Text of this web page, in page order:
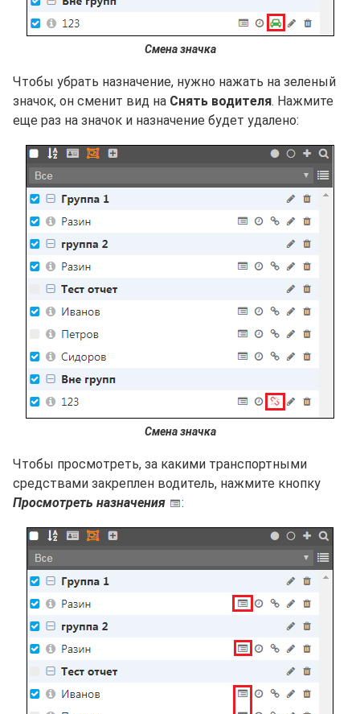
Смена значка
Чтобы убрать назначение, нужно нажать на зеленый
значок, он сменит вид на Снять водителя. Нажмите
еще раз на значок и назначение будет удалено:
Смена значка
Чтобы просмотреть, за какими транспортными
средствами закреплен водитель, нажмите кнопку
Просмотреть назначения
: